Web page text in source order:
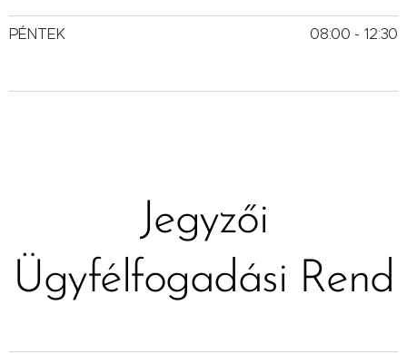
PÉNTEK 08:00 - 12:30
Jegyzői
Ügyfélfogadási Rend